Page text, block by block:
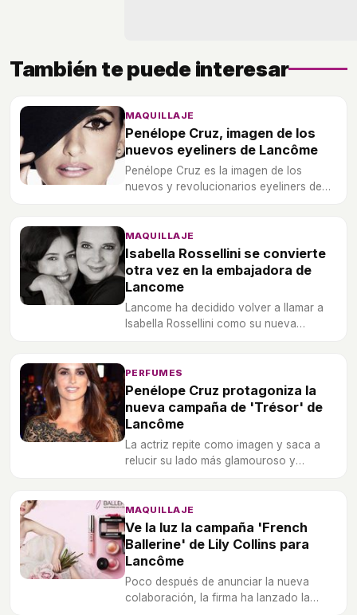
También te puede interesar
MAQUILLAJE
Penélope Cruz, imagen de los
nuevos eyeliners de Lancôme
Penélope Cruz es la imagen de los
nuevos y revolucionarios eyeliners de
MAQUILLAJE
Isabella Rossellini se convierte
otra vez en la embajadora de
Lancome
Lancome ha decidido volver a llamar a
Isabella Rossellini como su nueva
PERFUMES
Penélope Cruz protagoniza la
nueva campaña de 'Trésor' de
Lancôme
La actriz repite como imagen y saca a
relucir su lado más glamouroso y
MAQUILLAJE
Ve la luz la campaña 'French
Ballerine' de Lily Collins para
Lancôme
Poco después de anunciar la nueva
colaboración, la firma ha lanzado la